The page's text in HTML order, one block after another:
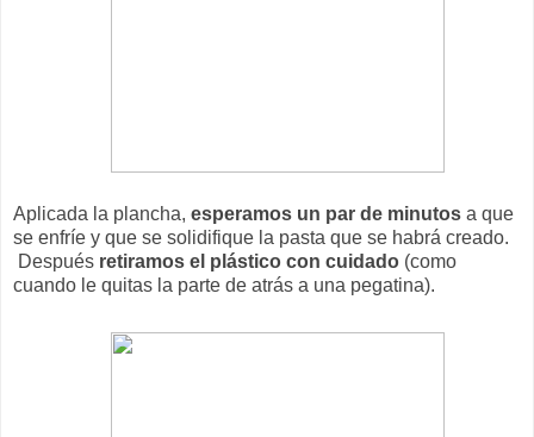
Aplicada la plancha, esperamos un par de minutos a que
se enfríe y que se solidifique la pasta que se habrá creado.
Después retiramos el plástico con cuidado (como
cuando le quitas la parte de atrás a una pegatina).